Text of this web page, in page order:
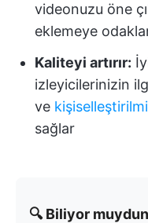
videonuzu öne
eklemeye
Kaliteyi artırır:
izleyicilerinizin
ve
sağlar
🔍 Biliyor